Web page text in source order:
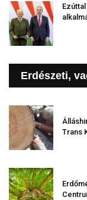
Erdészeti,
Trans